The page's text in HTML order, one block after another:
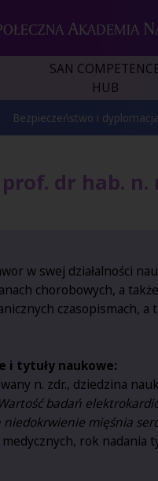
SAN
HUB
Bezpieczeństwo i dyplomacja
prof. dr hab. n.
w swej działalności
chorobowych, a
czasopismach, a
i tytuły naukowe:
n. zdr., dziedzina
Wartość badań
mięśnia
rok nadania